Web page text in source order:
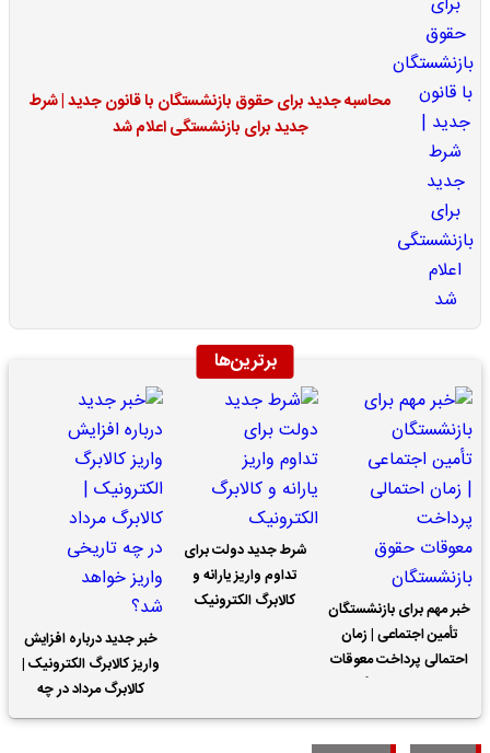
محاسبه جدید برای حقوق بازنشستگان با قانون جدید | شرط
جدید برای بازنشستگی اعلام شد
برترین‌ها
خبر مهم برای بازنشستگان
تأمین اجتماعی | زمان
احتمالی پرداخت معوقات
شرط جدید دولت برای
تداوم واریز یارانه و
کالابرگ الکترونیک
خبر جدید درباره افزایش
واریز کالابرگ الکترونیک |
کالابرگ مرداد در چه
تاریخی واریز خواهد شد؟